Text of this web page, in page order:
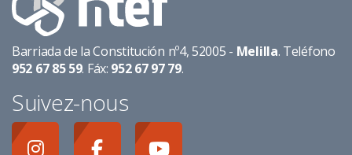
Barriada de la Constitución nº4, 52005 - Melilla. Teléfono
952 67 85 59. Fáx: 952 67 97 79.
Suivez-nous